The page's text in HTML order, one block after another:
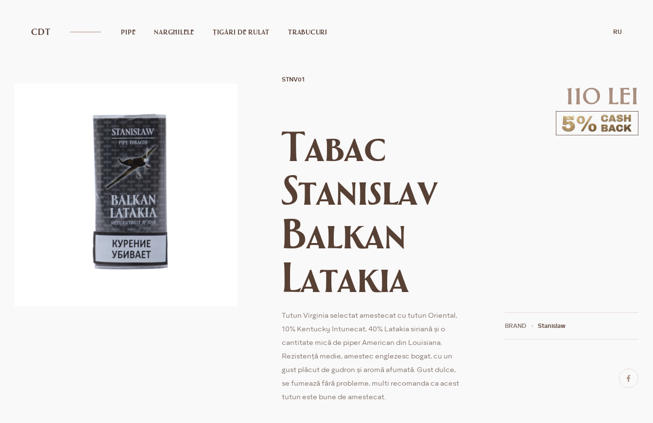
CDT PIPE NARGHILELE ȚIGĂRI DE RULAT TRABUCURI RU
STNV01
Tabac
Stanislav
Balkan
Latakia
110 lei
Tutun Virginia selectat amestecat cu tutun Oriental,
10% Kentucky întunecat, 40% Latakia siriană și o
cantitate mică de piper American din Louisiana.
Rezistență medie, amestec englezesc bogat, cu un
gust plăcut de gudron și aromă afumată. Gust dulce,
se fumează fără probleme, multi recomanda ca acest
tutun este bune de amestecat.
BRAND Stanislaw